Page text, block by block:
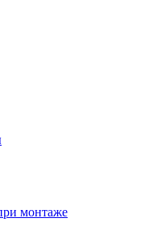
монтаже